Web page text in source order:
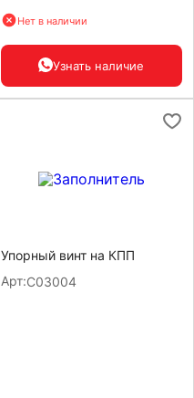
Нет в наличии
Узнать наличие
Упорный винт на КПП
Арт:C03004